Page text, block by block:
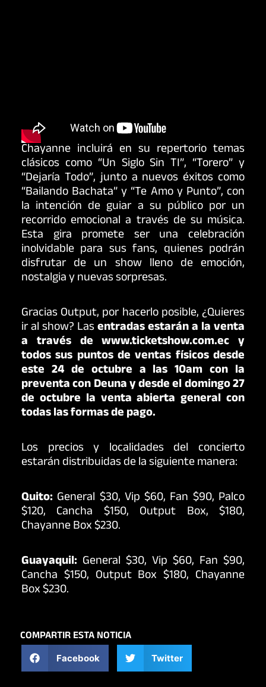
Chayanne incluirá en su repertorio temas
clásicos como “Un Siglo Sin TI”, “Torero” y
“Dejaría Todo”, junto a nuevos éxitos como
“Bailando Bachata” y “Te Amo y Punto”, con
la intención de guiar a su público por un
recorrido emocional a través de su música.
Esta gira promete ser una celebración
inolvidable para sus fans, quienes podrán
disfrutar de un show lleno de emoción,
nostalgia y nuevas sorpresas.
Gracias Output, por hacerlo posible, ¿Quieres
ir al show? Lasentradas estarán a la venta
a través dewww.ticketshow.com.ec y
todos sus puntos de ventas físicos desde
este 24 de octubre a las 10am con la
preventa con Deuna y desde el domingo 27
de octubre la venta abierta general con
todas las formas de pago.
Los precios y localidades del concierto
estarán distribuidas de la siguiente manera:
Quito: General $30, Vip $60, Fan $90, Palco
$120, Cancha $150, Output Box, $180,
Chayanne Box $230.
Guayaquil: General $30, Vip $60, Fan $90,
Cancha $150, Output Box $180, Chayanne
Box $230.
COMPARTIR ESTA NOTICIA
Facebook Twitter